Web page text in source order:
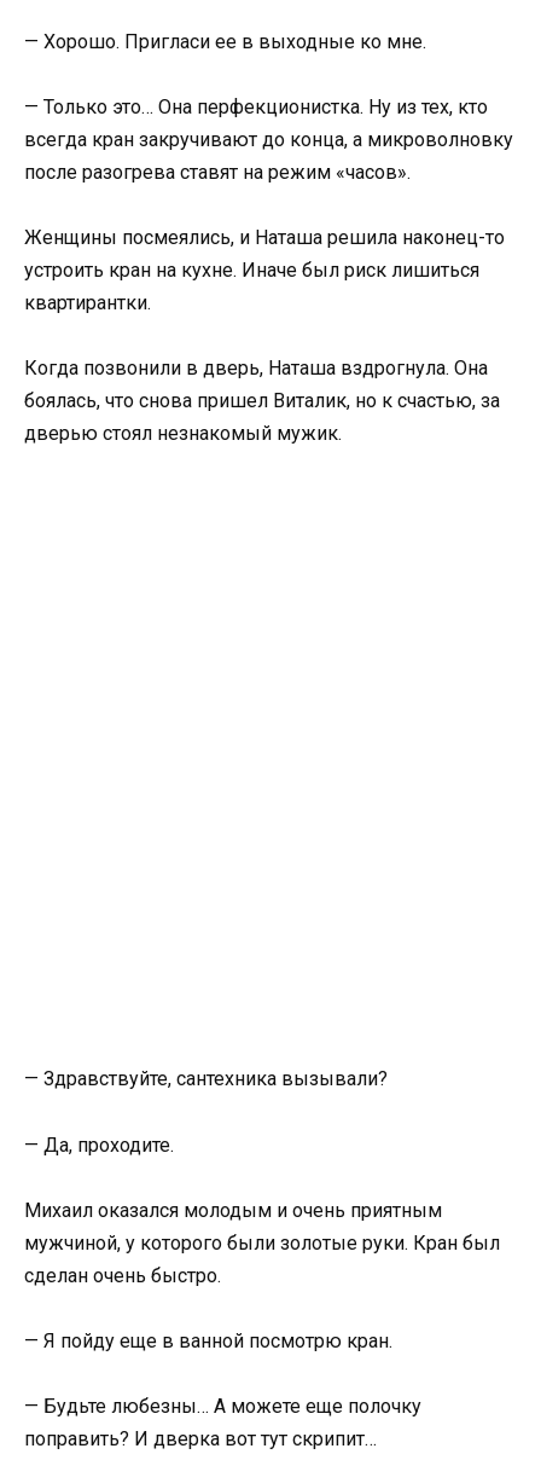
— Хорошо. Пригласи ее в выходные ко мне.
— Только это… Она перфекционистка. Ну из тех, кто
всегда кран закручивают до конца, а микроволновку
после разогрева ставят на режим «часов».
Женщины посмеялись, и Наташа решила наконец-то
устроить кран на кухне. Иначе был риск лишиться
квартирантки.
Когда позвонили в дверь, Наташа вздрогнула. Она
боялась, что снова пришел Виталик, но к счастью, за
дверью стоял незнакомый мужик.
— Здравствуйте, сантехника вызывали?
— Да, проходите.
Михаил оказался молодым и очень приятным
мужчиной, у которого были золотые руки. Кран был
сделан очень быстро.
— Я пойду еще в ванной посмотрю кран.
— Будьте любезны… А можете еще полочку
поправить? И дверка вот тут скрипит…